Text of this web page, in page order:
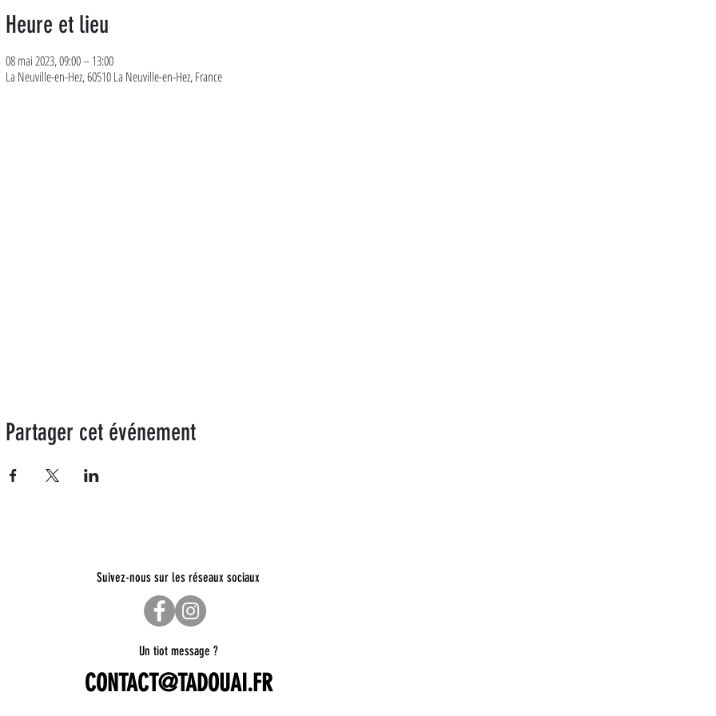
Heure et lieu
08 mai 2023, 09:00 – 13:00
La Neuville-en-Hez, 60510 La Neuville-en-Hez, France
Partager cet événement
Suivez-nous sur les réseaux sociaux
Un tiot message ?
CONTACT@TADOUAI.FR